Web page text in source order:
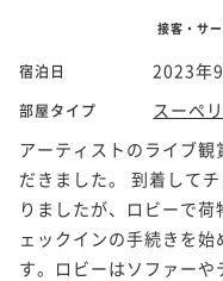
接客・サ
宿泊日 2023年
部屋タイプ
スーペ
アーティストのライブ
だきました。 到着して
りましたが、ロビーで
ェックインの手続きを
す。ロビーはソファー